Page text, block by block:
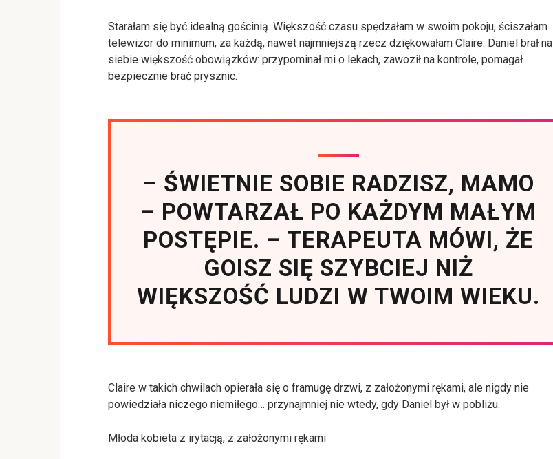
Starałam się być idealną gościnią. Większość czasu spędzałam w swoim pokoju, ściszałam
telewizor do minimum, za każdą, nawet najmniejszą rzecz dziękowałam Claire. Daniel brał na
siebie większość obowiązków: przypominał mi o lekach, zawoził na kontrole, pomagał
bezpiecznie brać prysznic.
– ŚWIETNIE SOBIE RADZISZ, MAMO
– POWTARZAŁ PO KAŻDYM MAŁYM
POSTĘPIE. – TERAPEUTA MÓWI, ŻE
GOISZ SIĘ SZYBCIEJ NIŻ
WIĘKSZOŚĆ LUDZI W TWOIM WIEKU.
Claire w takich chwilach opierała się o framugę drzwi, z założonymi rękami, ale nigdy nie
powiedziała niczego niemiłego… przynajmniej nie wtedy, gdy Daniel był w pobliżu.
Młoda kobieta z irytacją, z założonymi rękami